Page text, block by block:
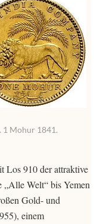
1 Mohur 1841.
Los 910 der attraktive
Welt“ bis Yemen
Gold- und
einem